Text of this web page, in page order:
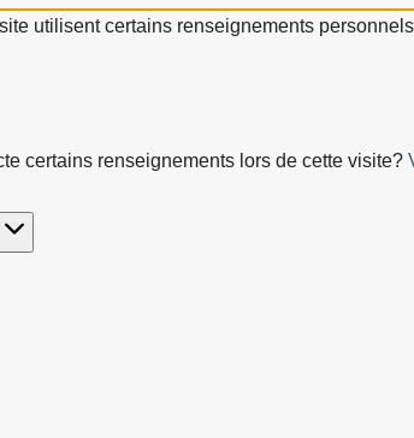
utilisent certains renseignements
certains renseignements lors de cette visite?